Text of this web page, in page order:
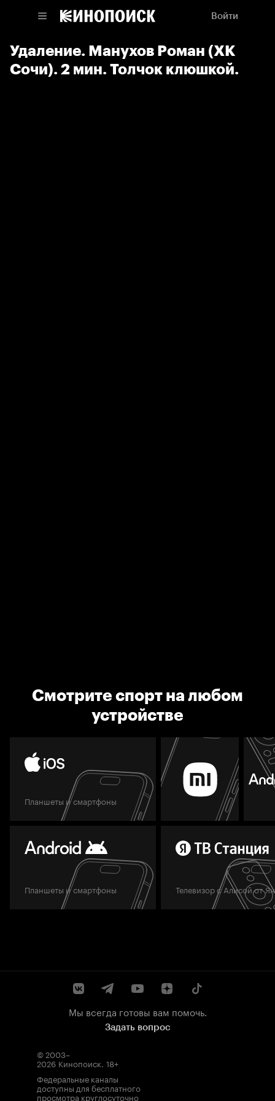
Войти
Удаление. Манухов Роман (ХК
Сочи). 2 мин. Толчок клюшкой.
Смотрите спорт на любом
устройстве
Планшеты и смартфоны
Планшеты и смартфоны Телевизор с Алисой от
Мы всегда готовы вам помочь.
Задать вопрос
© 2003–
2026 Кинопоиск. 18+
Федеральные каналы
доступны для бесплатного
просмотра круглосуточно